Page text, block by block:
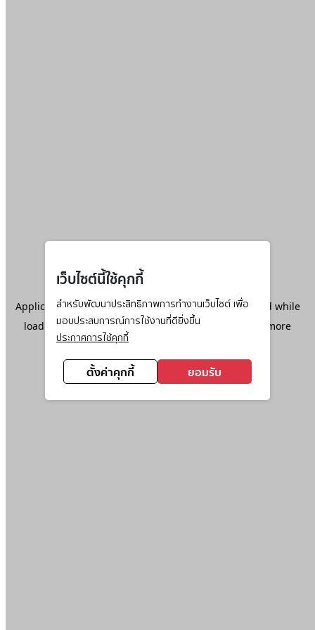
เว็บไซต์นี้ใช้คุกกี้
สำหรับพัฒนาประสิทธิภาพการทำงานเว็บไซต์ เพื่อ
มอบประสบการณ์การใช้งานที่ดียิ่งขึ้น
ประกาศการใช้คุกกี้
ตั้งค่าคุกกี้ ยอมรับ
Application error: aclient-side exception has occurred while
loadingwww.ktc.co.th(see the browser console
for more
information).